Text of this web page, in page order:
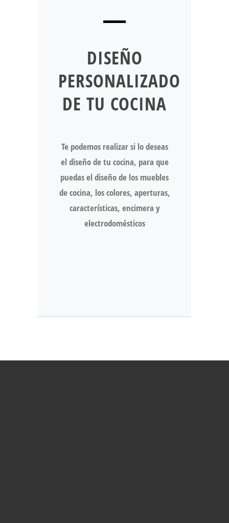
DISEÑO
PERSONALIZADO
DE TU COCINA
Te podemos realizar si lo deseas
el diseño de tu cocina, para que
puedas el diseño de los muebles
de cocina, los colores, aperturas,
características, encimera y
electrodomésticos